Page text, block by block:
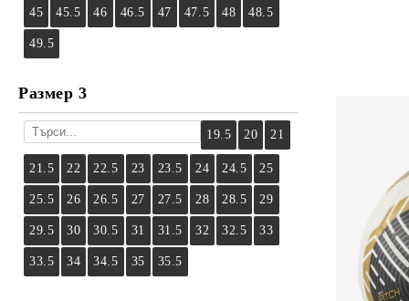
45 45.5 46 46.5 47 47.5 48 48.5
49.5
Размер 3
19.5 20 21
21.5 22 22.5 23 23.5 24 24.5 25
25.5 26 26.5 27 27.5 28 28.5 29
29.5 30 30.5 31 31.5 32 32.5 33
33.5 34 34.5 35 35.5